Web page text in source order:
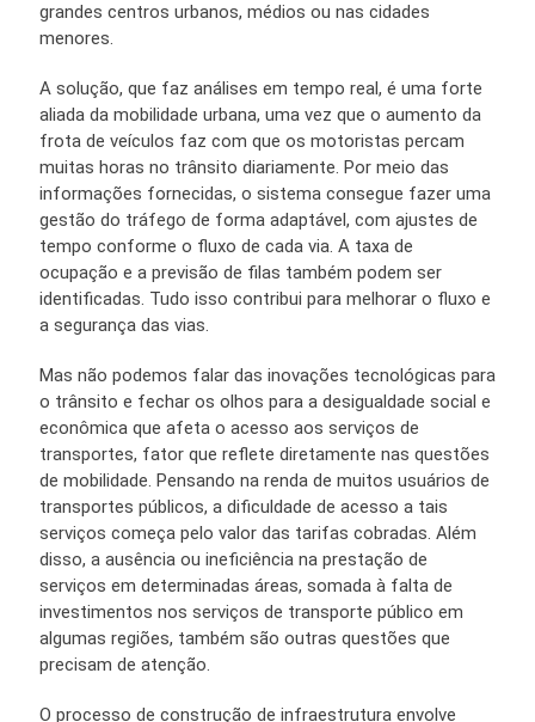
grandes centros urbanos, médios ou nas cidades
menores.
A solução, que faz análises em tempo real, é uma forte
aliada da mobilidade urbana, uma vez que o aumento da
frota de veículos faz com que os motoristas percam
muitas horas no trânsito diariamente. Por meio das
informações fornecidas, o sistema consegue fazer uma
gestão do tráfego de forma adaptável, com ajustes de
tempo conforme o fluxo de cada via. A taxa de
ocupação e a previsão de filas também podem ser
identificadas. Tudo isso contribui para melhorar o fluxo e
a segurança das vias.
Mas não podemos falar das inovações tecnológicas para
o trânsito e fechar os olhos para a desigualdade social e
econômica que afeta o acesso aos serviços de
transportes, fator que reflete diretamente nas questões
de mobilidade. Pensando na renda de muitos usuários de
transportes públicos, a dificuldade de acesso a tais
serviços começa pelo valor das tarifas cobradas. Além
disso, a ausência ou ineficiência na prestação de
serviços em determinadas áreas, somada à falta de
investimentos nos serviços de transporte público em
algumas regiões, também são outras questões que
precisam de atenção.
O processo de construção de infraestrutura envolve